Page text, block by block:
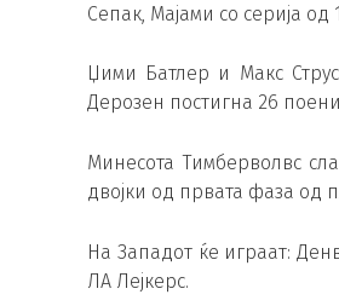
Сепак, Мајами со серија
Џими Батлер и Макс
Дерозен постигна 26
Минесота Тимберволвс
двојки од првата фаза од
На Западот ќе играат:
ЛА Лејкерс.